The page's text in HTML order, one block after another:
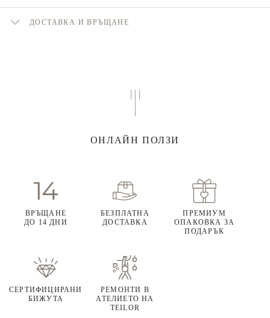
ДОСТАВКА И ВРЪЩАНЕ
ОНЛАЙН ПОЛЗИ
ВРЪЩАНЕ
ДО 14 ДНИ
БЕЗПЛАТНА
ДОСТАВКА
ПРЕМИУМ
ОПАКОВКА ЗА
ПОДАРЪК
СЕРТИФИЦИРАНИ
БИЖУТА
РЕМОНТИ В
АТЕЛИЕТО НА
TEILOR